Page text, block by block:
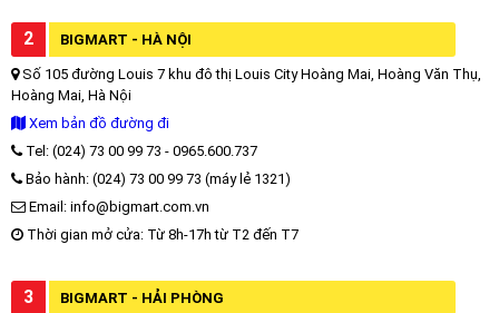
2 BIGMART - HÀ NỘI
Số 105 đường Louis 7 khu đô thị Louis City Hoàng Mai, Hoàng Văn Thụ,
Hoàng Mai, Hà Nội
Xem bản đồ đường đi
Tel: (024) 73 00 99 73 - 0965.600.737
Bảo hành: (024) 73 00 99 73 (máy lẻ 1321)
Email: info@bigmart.com.vn
Thời gian mở cửa: Từ 8h-17h từ T2 đến T7
3 BIGMART - HẢI PHÒNG